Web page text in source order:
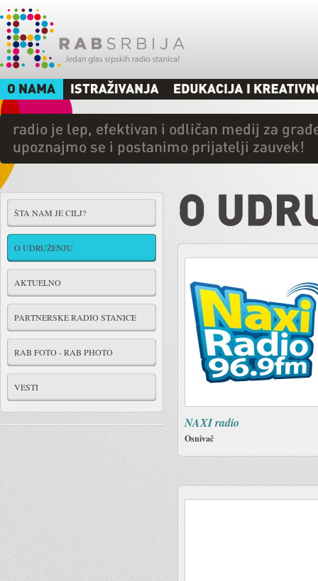
ŠTA NAM JE CILJ?
O UDRUŽENJU
AKTUELNO
PARTNERSKE RADIO STANICE
RAB FOTO - RAB PHOTO
VESTI
NAXI radio
Osnivač